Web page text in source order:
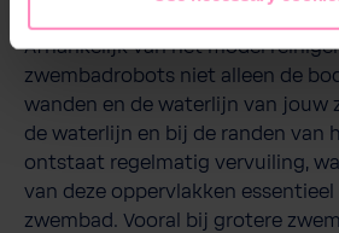
bodem, wanden en
Afhankelijk van het model
zwembadrobots niet alleen de
wanden en de waterlijn van jouw
de waterlijn en bij de randen van
ontstaat regelmatig vervuiling,
van deze oppervlakken
zwembad. Vooral bij grotere